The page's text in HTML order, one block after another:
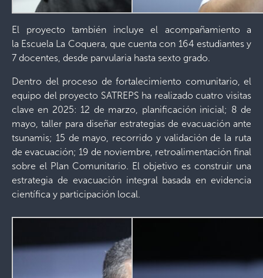
El proyecto también incluye el acompañamiento a
la Escuela La Coquera, que cuenta con 164 estudiantes y
7 docentes, desde parvularia hasta sexto grado.
Dentro del proceso de fortalecimiento comunitario, el
equipo del proyecto SATREPS ha realizado cuatro visitas
clave en 2025: 12 de marzo, planificación inicial; 8 de
mayo, taller para diseñar estrategias de evacuación ante
tsunamis; 15 de mayo, recorrido y validación de la ruta
de evacuación; 19 de noviembre, retroalimentación final
sobre el Plan Comunitario. El objetivo es construir una
estrategia de evacuación integral basada en evidencia
científica y participación local.